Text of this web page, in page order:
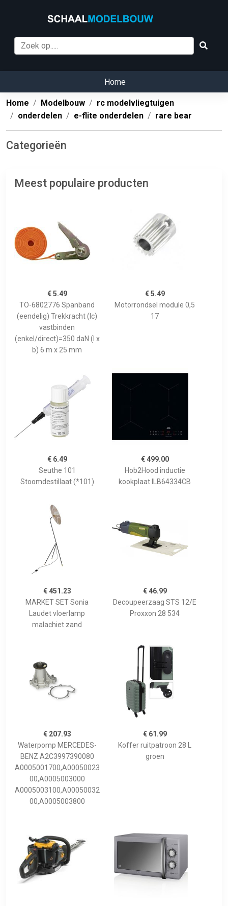
Home
Home Modelbouw
rc modelvliegtuigen
onderdelen
e-flite onderdelen rare bear
Categorieën
Meest populaire producten
€ 5.49
TO-6802776 Spanband
(eendelig) Trekkracht (lc)
vastbinden
(enkel/direct)=350 daN (l x
b) 6 m x 25 mm
€ 5.49
Motorrondsel module 0,5
17
€ 6.49
Seuthe 101
Stoomdestillaat (*101)
€ 499.00
Hob2Hood inductie
kookplaat ILB64334CB
€ 451.23
MARKET SET Sonia
Laudet vloerlamp
malachiet zand
€ 46.99
Decoupeerzaag STS 12/E
Proxxon 28 534
€ 207.93
Waterpomp MERCEDES-
BENZ A2C3997390080
A0005001700,A00050023
00,A0005003000
A0005003100,A00050032
00,A0005003800
€ 61.99
Koffer ruitpatroon 28 L
groen